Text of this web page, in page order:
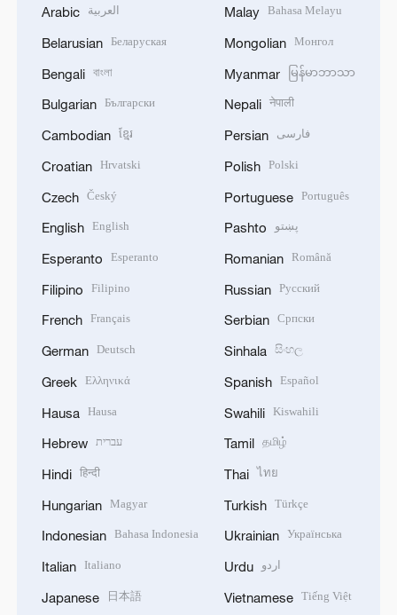
Arabic العربية
Belarusian Беларуская
Bengali বাংলা
Bulgarian Български
Cambodian ខ្មែរ
Croatian Hrvatski
Czech Český
English English
Esperanto Esperanto
Filipino Filipino
French Français
German Deutsch
Greek Ελληνικά
Hausa Hausa
Hebrew עברית
Hindi हिन्दी
Hungarian Magyar
Indonesian Bahasa Indonesia
Italian Italiano
Japanese 日本語
Malay Bahasa Melayu
Mongolian Монгол
Myanmar မြန်မာဘာသာ
Nepali नेपाली
Persian فارسی
Polish Polski
Portuguese Português
Pashto پښتو
Romanian Română
Russian Русский
Serbian Српски
Sinhala සිංහල
Spanish Español
Swahili Kiswahili
Tamil தமிழ்
Thai ไทย
Turkish Türkçe
Ukrainian Українська
Urdu اردو
Vietnamese Tiếng Việt